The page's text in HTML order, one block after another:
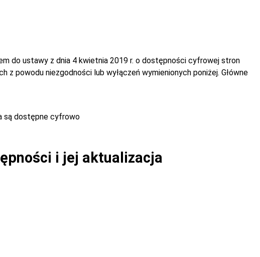
do ustawy z dnia 4 kwietnia 2019 r. o dostępności cyfrowej stron
powodu niezgodności lub wyłączeń wymienionych poniżej. Główne
są dostępne cyfrowo
i jej aktualizacja